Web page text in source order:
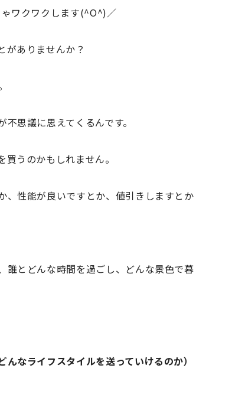
ワクワクします(^O^)／
がありませんか？
思議に思えてくるんです。
うのかもしれません。
、性能が良いですとか、値引きしますとか
誰とどんな時間を過ごし、どんな景色で暮
なライフスタイルを送っていけるのか）